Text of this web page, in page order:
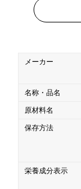
販促
氷旗 のぼり
台湾かき氷「
メーカー
名称・品名
原材料名
保存方法
栄養成分表示